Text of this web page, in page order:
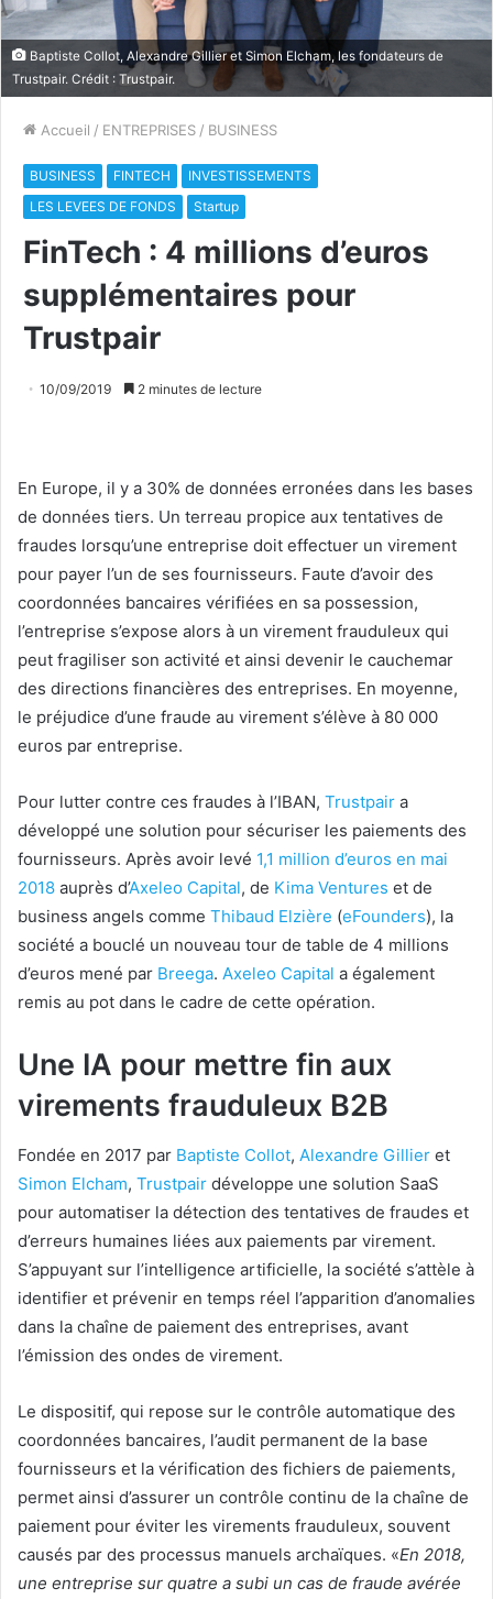
Baptiste Collot, Alexandre Gillier et Simon Elcham, les fondateurs de
Trustpair. Crédit : Trustpair.
Accueil / ENTREPRISES / BUSINESS
BUSINESS FINTECH
INVESTISSEMENTS
LES LEVEES DE FONDS
Startup
FinTech : 4 millions d’euros
supplémentaires pour
Trustpair
10/09/2019 2 minutes de lecture
En Europe, il y a 30% de données erronées dans les bases
de données tiers. Un terreau propice aux tentatives de
fraudes lorsqu’une entreprise doit effectuer un virement
pour payer l’un de ses fournisseurs. Faute d’avoir des
coordonnées bancaires vérifiées en sa possession,
l’entreprise s’expose alors à un virement frauduleux qui
peut fragiliser son activité et ainsi devenir le cauchemar
des directions financières des entreprises. En moyenne,
le préjudice d’une fraude au virement s’élève à 80 000
euros par entreprise.
Pour lutter contre ces fraudes à l’IBAN, Trustpair a
développé une solution pour sécuriser les paiements des
fournisseurs. Après avoir levé 1,1 million d’euros en mai
2018 auprès d’Axeleo Capital, de Kima Ventures et de
business angels comme Thibaud Elzière (eFounders), la
société a bouclé un nouveau tour de table de 4 millions
d’euros mené par Breega. Axeleo Capital a également
remis au pot dans le cadre de cette opération.
Une IA pour mettre fin aux
virements frauduleux B2B
Fondée en 2017 par Baptiste Collot, Alexandre Gillier et
Simon Elcham, Trustpair développe une solution SaaS
pour automatiser la détection des tentatives de fraudes et
d’erreurs humaines liées aux paiements par virement.
S’appuyant sur l’intelligence artificielle, la société s’attèle à
identifier et prévenir en temps réel l’apparition d’anomalies
dans la chaîne de paiement des entreprises, avant
l’émission des ondes de virement.
Le dispositif, qui repose sur le contrôle automatique des
coordonnées bancaires, l’audit permanent de la base
fournisseurs et la vérification des fichiers de paiements,
permet ainsi d’assurer un contrôle continu de la chaîne de
paiement pour éviter les virements frauduleux, souvent
causés par des processus manuels archaïques. «En 2018,
une entreprise sur quatre a subi un cas de fraude avérée